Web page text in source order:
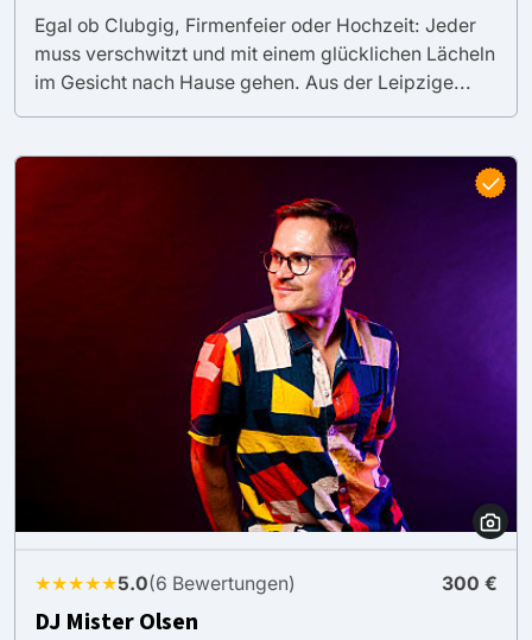
Egal ob Clubgig, Firmenfeier oder Hochzeit: Jeder
muss verschwitzt und mit einem glücklichen Lächeln
im Gesicht nach Hause gehen. Aus der Leipzige...
★★★★★5.0(6 Bewertungen) 300 €
DJ Mister Olsen